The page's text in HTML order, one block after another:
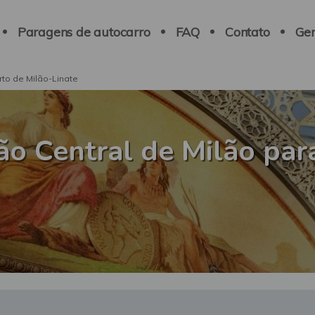
Paragens de autocarro FAQ Contato
de Milão-Linate
Central de Milão